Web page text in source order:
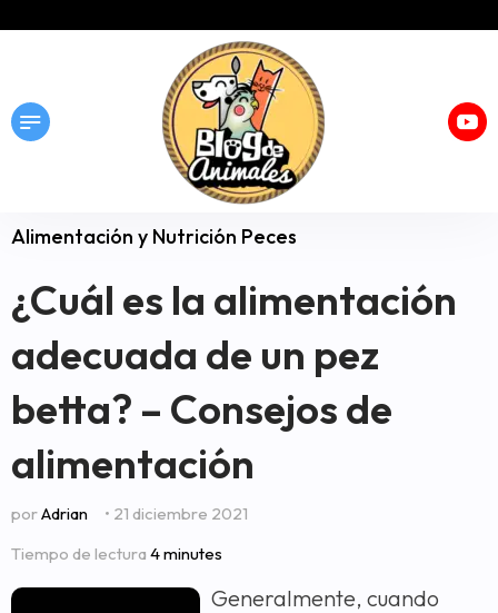
Alimentación y Nutrición Peces
¿Cuál es la alimentación
adecuada de un pez
betta? – Consejos de
alimentación
porAdrian
• 21 diciembre 2021
Tiempo de lectura 4 minutes
Generalmente, cuando